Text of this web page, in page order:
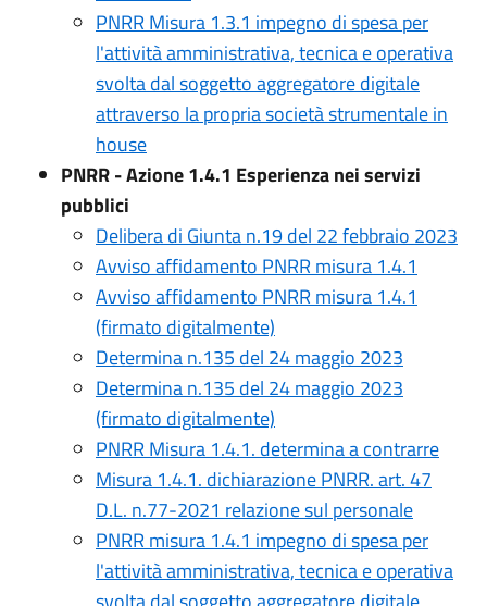
PNRR Misura 1.3.1 impegno di spesa per
l'attività amministrativa, tecnica e operativa
svolta dal soggetto aggregatore digitale
attraverso la propria società strumentale in
house
PNRR - Azione 1.4.1 Esperienza nei servizi
pubblici
Delibera di Giunta n.19 del 22 febbraio 2023
Avviso affidamento PNRR misura 1.4.1
Avviso affidamento PNRR misura 1.4.1
(firmato digitalmente)
Determina n.135 del 24 maggio 2023
Determina n.135 del 24 maggio 2023
(firmato digitalmente)
PNRR Misura 1.4.1. determina a contrarre
Misura 1.4.1. dichiarazione PNRR. art. 47
D.L. n.77-2021 relazione sul personale
PNRR misura 1.4.1 impegno di spesa per
l'attività amministrativa, tecnica e operativa